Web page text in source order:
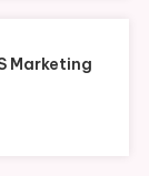
Marketing